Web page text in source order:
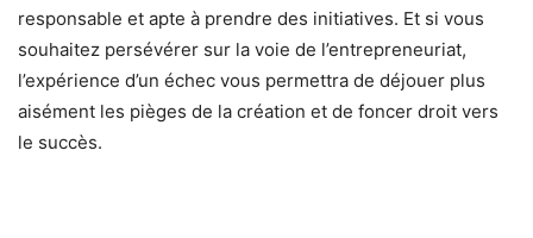
responsable et apte à prendre des initiatives. Et si vous
souhaitez persévérer sur la voie de l’entrepreneuriat,
l’expérience d’un échec vous permettra de déjouer plus
aisément les pièges de la création et de foncer droit vers
le succès.